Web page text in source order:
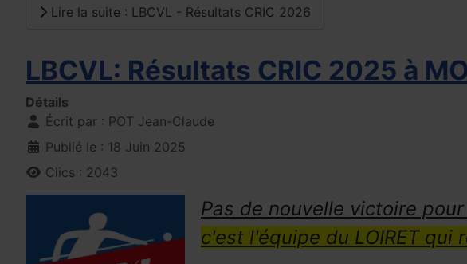
Lire la suite : LBCVL - Résultats CRIC 2026
LBCVL: Résultats CRIC 2025 à
Détails
Écrit par : POT Jean-Claude
Publié le : 18 Juin 2025
Clics : 2043
Pas de nouvelle victoire
c'est l'équipe du LOIRET